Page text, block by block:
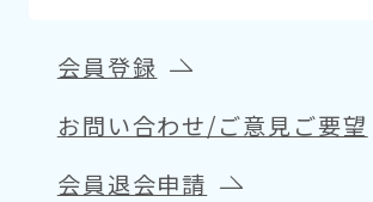
会員登録
お問い合わせ/ご意見ご要望
会員退会申請